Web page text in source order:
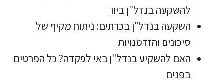
להשקעה בנדל"ן ביוון
השקעה בנדל"ן בכרתים: ניתוח מקיף של
סיכונים והזדמנויות
האם להשקיע בנדל"ן באי לפקדה? כל הפרטים
בפנים